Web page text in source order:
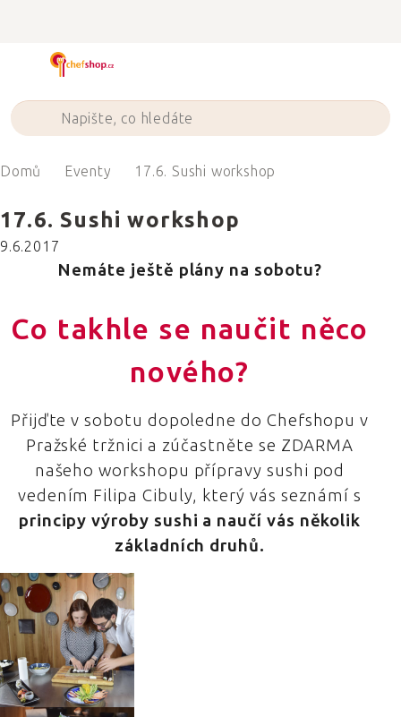
Domů Eventy 17.6. Sushi workshop
17.6. Sushi workshop
9.6.2017
Nemáte ještě plány na sobotu?
Co takhle se naučit něco
nového?
Přijďte v sobotu dopoledne do Chefshopu v
Pražské tržnici a zúčastněte se ZDARMA
našeho workshopu přípravy sushi pod
vedením Filipa Cibuly, který vás seznámí s
principy výroby sushi a naučí vás několik
základních druhů.